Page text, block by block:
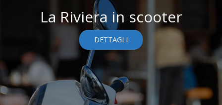
La Riviera in scooter
DETTAGLI